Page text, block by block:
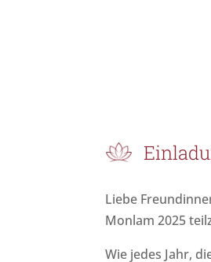
Liebe
Monlam 2025
Wie jedes Jahr,